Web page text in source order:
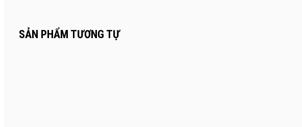
SẢN PHẨM TƯƠNG TỰ